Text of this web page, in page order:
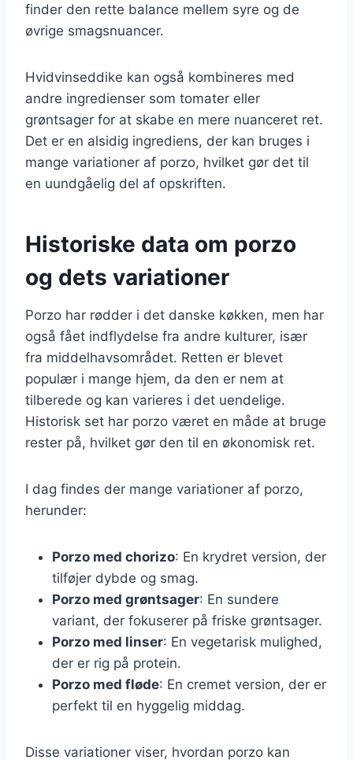
finder den rette balance mellem syre og de
øvrige smagsnuancer.
Hvidvinseddike kan også kombineres med
andre ingredienser som tomater eller
grøntsager for at skabe en mere nuanceret ret.
Det er en alsidig ingrediens, der kan bruges i
mange variationer af porzo, hvilket gør det til
en uundgåelig del af opskriften.
Historiske data om porzo
og dets variationer
Porzo har rødder i det danske køkken, men har
også fået indflydelse fra andre kulturer, især
fra middelhavsområdet. Retten er blevet
populær i mange hjem, da den er nem at
tilberede og kan varieres i det uendelige.
Historisk set har porzo været en måde at bruge
rester på, hvilket gør den til en økonomisk ret.
I dag findes der mange variationer af porzo,
herunder:
Porzo med chorizo: En krydret version, der
tilføjer dybde og smag.
Porzo med grøntsager: En sundere
variant, der fokuserer på friske grøntsager.
Porzo med linser: En vegetarisk mulighed,
der er rig på protein.
Porzo med fløde: En cremet version, der er
perfekt til en hyggelig middag.
Disse variationer viser, hvordan porzo kan